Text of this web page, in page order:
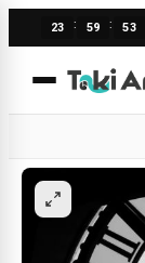
23 : 59 : 53